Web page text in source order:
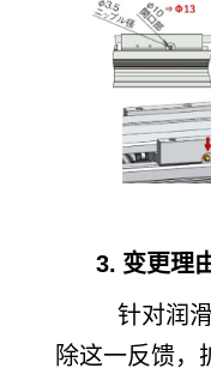
3. 变更理
针对润滑
除这一反馈，